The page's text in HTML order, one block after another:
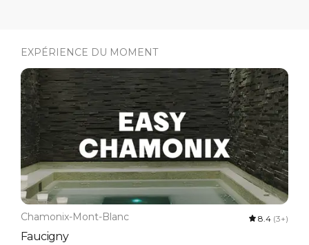
EXPÉRIENCE DU MOMENT
Chamonix-Mont-Blanc 8.4 (3+)
Faucigny